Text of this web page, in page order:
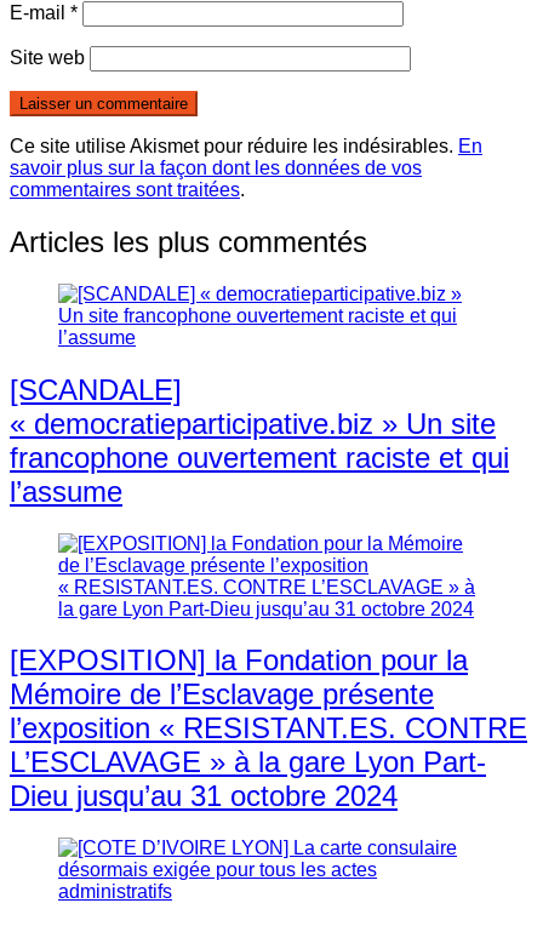
E-mail *
Site web
Ce site utilise Akismet pour réduire les indésirables. En
savoir plus sur la façon dont les données de vos
commentaires sont traitées.
Articles les plus commentés
[SCANDALE]
« democratieparticipative.biz » Un site
francophone ouvertement raciste et qui
l’assume
[EXPOSITION] la Fondation pour la
Mémoire de l’Esclavage présente
l’exposition « RESISTANT.ES. CONTRE
L’ESCLAVAGE » à la gare Lyon Part-
Dieu jusqu’au 31 octobre 2024